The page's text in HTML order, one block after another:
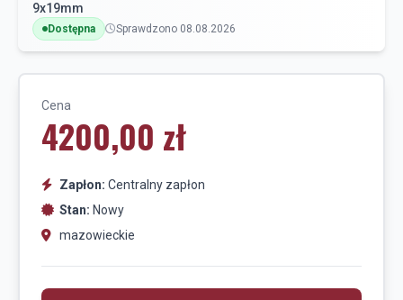
9x19mm
Dostępna Sprawdzono 08.08.2026
Cena
4200,00 zł
Zapłon: Centralny zapłon
Stan: Nowy
mazowieckie